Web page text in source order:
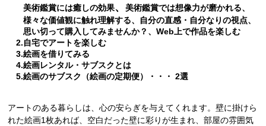
美術鑑賞には癒しの効果、 美術鑑賞では想像力が磨かれる、
様々な価値観に触れ理解する、 自分の直感・自分なりの視点、
思い切って購入してみませんか？ 、 Web上で作品を楽しむ
2.自宅でアートを楽しむ
3.絵画を借りてみる
4.絵画レンタル・サブスクとは
5.絵画のサブスク （絵画の定期便） ・・・ 2選
アートのある暮らしは、⼼の安らぎを与えてくれます。壁に掛けら
れた絵画1枚あれば、空白だった壁に彩りが生まれ、部屋の雰囲気